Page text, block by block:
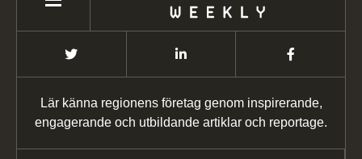
Lär känna regionens företag genom inspirerande,
engagerande och utbildande artiklar och reportage.